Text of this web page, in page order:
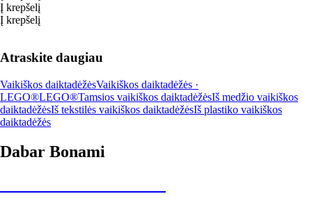
Į krepšelį
Į krepšelį
Atraskite daugiau
Vaikiškos daiktadėžėsVaikiškos daiktadėžės ·
LEGO®LEGO®Tamsios vaikiškos daiktadėžėsIš medžio vaikiškos
daiktadėžėsIš tekstilės vaikiškos daiktadėžėsIš plastiko vaikiškos
daiktadėžės
Dabar Bonami